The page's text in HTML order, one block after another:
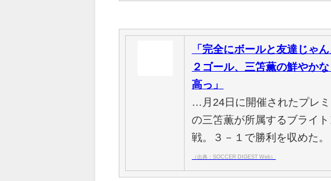
「完全にボールと友達じゃ
２ゴール、三笘薫の鮮やか
高っ」
…月24日に開催されたプレ
の三笘薫が所属するブライ
戦。３－１で勝利を収めた
（出典：SOCCER DIGEST Web）